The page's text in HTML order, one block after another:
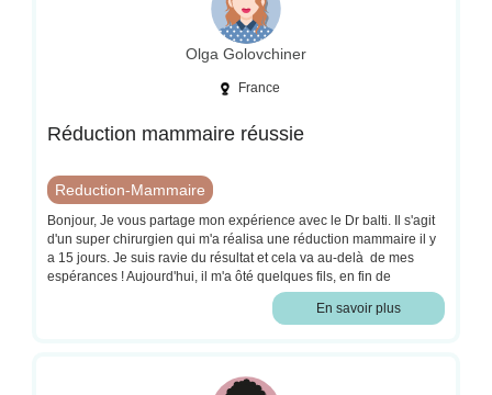
Olga Golovchiner
France
Réduction mammaire réussie
Reduction-Mammaire
Bonjour, Je vous partage mon expérience avec le Dr balti. Il s'agit
d'un super chirurgien qui m'a réalisa une réduction mammaire il y
a 15 jours. Je suis ravie du résultat et cela va au-delà de mes
espérances ! Aujourd'hui, il m'a ôté quelques fils, en fin de
semaine, l'infirmière enlèvera les autres et je revois le chirurgien
dans 2 mois. J'ai hâte de voir le résultat final. Le Dr balti m'a vu
En savoir plus